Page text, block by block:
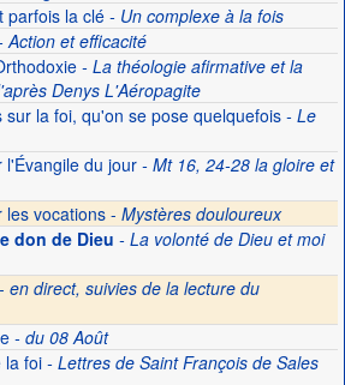
parfois la clé- Un complexe à la fois
Action et efficacité
- La théologie afirmative et la
Denys L'Aéropagite
sur la foi, qu'on se pose quelquefois- Le
l'Évangile du jour- Mt 16, 24-28 la gloire et
vocations - Mystères douloureux
don de Dieu - La volonté de Dieu et moi
en direct, suivies de la lecture du
- du 08 Août
la foi- Lettres de Saint François de Sales